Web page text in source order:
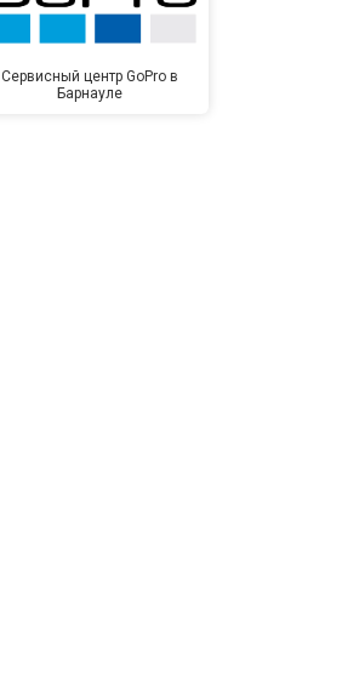
Сервисный центр GoPro в
Барнауле